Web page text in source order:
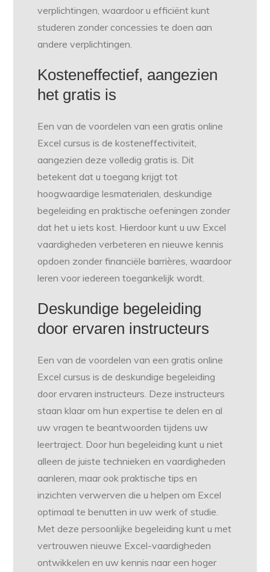
verplichtingen, waardoor u efficiënt kunt
studeren zonder concessies te doen aan
andere verplichtingen.
Kosteneffectief, aangezien
het gratis is
Een van de voordelen van een gratis online
Excel cursus is de kosteneffectiviteit,
aangezien deze volledig gratis is. Dit
betekent dat u toegang krijgt tot
hoogwaardige lesmaterialen, deskundige
begeleiding en praktische oefeningen zonder
dat het u iets kost. Hierdoor kunt u uw Excel
vaardigheden verbeteren en nieuwe kennis
opdoen zonder financiële barrières, waardoor
leren voor iedereen toegankelijk wordt.
Deskundige begeleiding
door ervaren instructeurs
Een van de voordelen van een gratis online
Excel cursus is de deskundige begeleiding
door ervaren instructeurs. Deze instructeurs
staan klaar om hun expertise te delen en al
uw vragen te beantwoorden tijdens uw
leertraject. Door hun begeleiding kunt u niet
alleen de juiste technieken en vaardigheden
aanleren, maar ook praktische tips en
inzichten verwerven die u helpen om Excel
optimaal te benutten in uw werk of studie.
Met deze persoonlijke begeleiding kunt u met
vertrouwen nieuwe Excel-vaardigheden
ontwikkelen en uw kennis naar een hoger